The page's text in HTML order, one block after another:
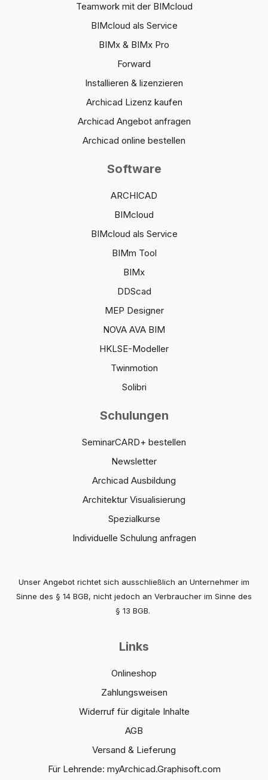
Teamwork mit der BIMcloud
BIMcloud als Service
BIMx & BIMx Pro
Forward
Installieren & lizenzieren
Archicad Lizenz kaufen
Archicad Angebot anfragen
Archicad online bestellen
Software
ARCHICAD
BIMcloud
BIMcloud als Service
BIMm Tool
BIMx
DDScad
MEP Designer
NOVA AVA BIM
HKLSE-Modeller
Twinmotion
Solibri
Schulungen
SeminarCARD+ bestellen
Newsletter
Archicad Ausbildung
Architektur Visualisierung
Spezialkurse
Individuelle Schulung anfragen
Unser Angebot richtet sich ausschließlich an Unternehmer im
Sinne des § 14 BGB, nicht jedoch an Verbraucher im Sinne des
§ 13 BGB.
Links
Onlineshop
Zahlungsweisen
Widerruf für digitale Inhalte
AGB
Versand & Lieferung
Für Lehrende: myArchicad.Graphisoft.com